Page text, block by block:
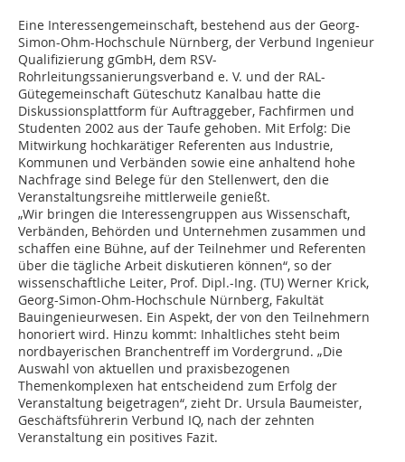
Eine Interessengemeinschaft, bestehend aus der Georg-
Simon-Ohm-Hochschule Nürnberg, der Verbund Ingenieur
Qualifizierung gGmbH, dem RSV-
Rohrleitungssanierungsverband e. V. und der RAL-
Gütegemeinschaft Güteschutz Kanalbau hatte die
Diskussionsplattform für Auftraggeber, Fachfirmen und
Studenten 2002 aus der Taufe gehoben. Mit Erfolg: Die
Mitwirkung hochkarätiger Referenten aus Industrie,
Kommunen und Verbänden sowie eine anhaltend hohe
Nachfrage sind Belege für den Stellenwert, den die
Veranstaltungsreihe mittlerweile genießt.
„Wir bringen die Interessengruppen aus Wissenschaft,
Verbänden, Behörden und Unternehmen zusammen und
schaffen eine Bühne, auf der Teilnehmer und Referenten
über die tägliche Arbeit diskutieren können“, so der
wissenschaftliche Leiter, Prof. Dipl.-Ing. (TU) Werner Krick,
Georg-Simon-Ohm-Hochschule Nürnberg, Fakultät
Bauingenieurwesen. Ein Aspekt, der von den Teilnehmern
honoriert wird. Hinzu kommt: Inhaltliches steht beim
nordbayerischen Branchentreff im Vordergrund. „Die
Auswahl von aktuellen und praxisbezogenen
Themenkomplexen hat entscheidend zum Erfolg der
Veranstaltung beigetragen“, zieht Dr. Ursula Baumeister,
Geschäftsführerin Verbund IQ, nach der zehnten
Veranstaltung ein positives Fazit.